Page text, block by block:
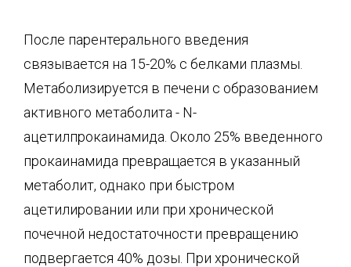
После парентерального введения
связывается на 15-20% с белками плазмы.
Метаболизируется в печени с образованием
активного метаболита - N-
ацетилпрокаинамида. Около 25% введенного
прокаинамида превращается в указанный
метаболит, однако при быстром
ацетилировании или при хронической
почечной недостаточности превращению
подвергается 40% дозы. При хронической